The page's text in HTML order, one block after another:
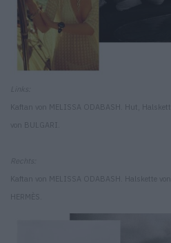
Kaftan von MELISSA ODABASH. Hut,
von BULGARI.
Kaftan von MELISSA ODABASH. Halskette